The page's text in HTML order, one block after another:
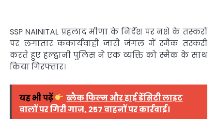
SSP NAINITAL प्रहलाद मीणा के निर्देश पर नशे के तस्करों
पर लगातार ककार्यवाही जारी जंगल में स्मैक तस्करी
करते हुए हल्द्वानी पुलिस ने एक व्यक्ति को स्मैक के साथ
किया गिरफ्तार।
यह भी पढ़ें
ब्लैक फिल्म और हाई डेंसिटी लाइट
वालों पर गिरी गाज, 257 वाहनों पर कार्रवाई।